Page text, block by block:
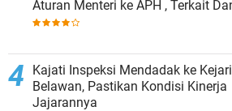
Aturan Menteri ke APH , Terkait Dana
Revitalisasi Sekolah
Kajati Inspeksi Mendadak ke Kejari
Belawan, Pastikan Kondisi Kinerja
Jajarannya